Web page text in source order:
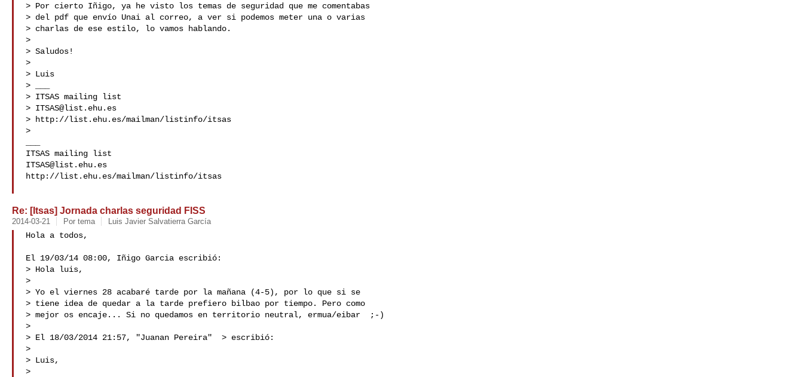
> Por cierto Iñigo, ya he visto los temas de seguridad que me comentabas
> del pdf que envío Unai al correo, a ver si podemos meter una o varias
> charlas de ese estilo, lo vamos hablando.
>
> Saludos!
>
> Luis
> ___
> ITSAS mailing list
> ITSAS@list.ehu.es
> http://list.ehu.es/mailman/listinfo/itsas
>
ITSAS@list.ehu.es
http://list.ehu.es/mailman/listinfo/itsas
Re: [Itsas] Jornada charlas seguridad FISS
2014-03-21 Por tema Luis Javier Salvatierra García
Hola a todos,
El 19/03/14 08:00, Iñigo Garcia escribió:
> Hola luis,
>
> Yo el viernes 28 acabaré tarde por la mañana (4-5), por lo que si se
> tiene idea de quedar a la tarde prefiero bilbao por tiempo. Pero como
> mejor os encaje... Si no quedamos en territorio neutral, ermua/eibar  ;-)
>
> El 18/03/2014 21:57, "Juanan Pereira" > escribió:
>
> Luis,
>